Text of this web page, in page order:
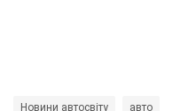
Новини автосвіту авто